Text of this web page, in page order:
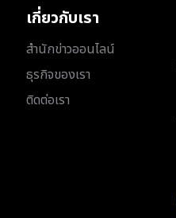
เกี่ยวกับเรา
สำนักข่าวออนไลน์
ธุรกิจของเรา
ติดต่อเรา